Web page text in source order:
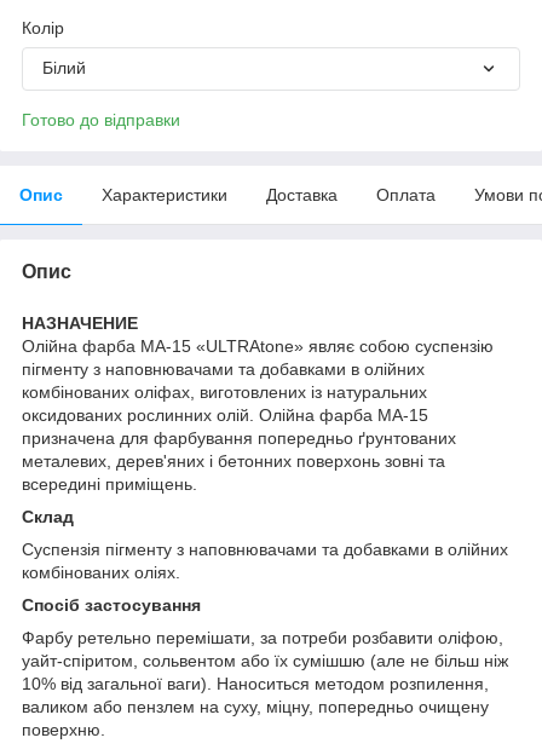
Колір
Білий
Готово до відправки
Опис Характеристики Доставка Оплата Умови
Опис
НАЗНАЧЕНИЕ
Олійна фарба МА-15 «ULTRAtone» являє собою суспензію
пігменту з наповнювачами та добавками в олійних
комбінованих оліфах, виготовлених із натуральних
оксидованих рослинних олій. Олійна фарба МА-15
призначена для фарбування попередньо ґрунтованих
металевих, дерев'яних і бетонних поверхонь зовні та
всередині приміщень.
Склад
Суспензія пігменту з наповнювачами та добавками в олійних
комбінованих оліях.
Спосіб застосування
Фарбу ретельно перемішати, за потреби розбавити оліфою,
уайт-спіритом, сольвентом або їх сумішшю (але не більш ніж
10% від загальної ваги). Наноситься методом розпилення,
валиком або пензлем на суху, міцну, попередньо очищену
поверхню.